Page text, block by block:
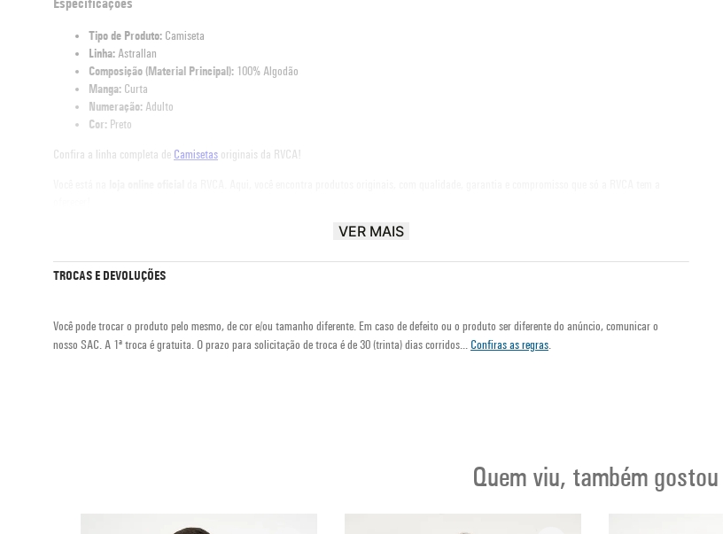
Especificações
Tipo de Produto: Camiseta
Linha:Astrallan
Composição (Material Principal): 100% Algodão
Manga: Curta
Numeração: Adulto
Cor: Preto
Confira a linha completa de Camisetas originais da RVCA!
VER MAIS
TROCAS E DEVOLUÇÕES
Você pode trocar o produto pelo mesmo, de cor e/ou tamanho diferente. Em caso de defeito ou o produto ser diferente do anúncio, comunicar o
nosso SAC. A 1ª troca é gratuita. O prazo para solicitação de troca é de 30 (trinta) dias corridos... Confiras as regras.
Quem viu, também gostou